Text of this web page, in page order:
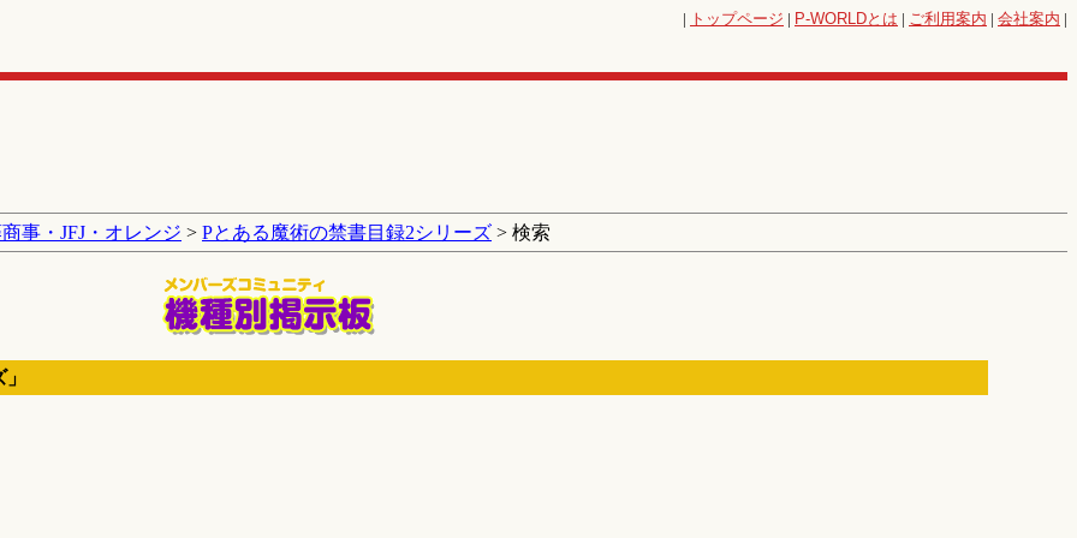
| トップページ | P-WORLDとは | ご利用案内 | 会社案内 |
事・JFJ・オレンジ > Pとある魔術の禁書目録2シリーズ > 検索